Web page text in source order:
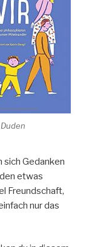
sich Gedanken
etwas
Freundschaft,
nur das